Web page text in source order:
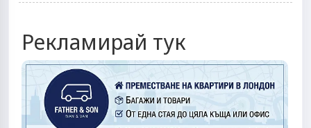
Рекламирай тук